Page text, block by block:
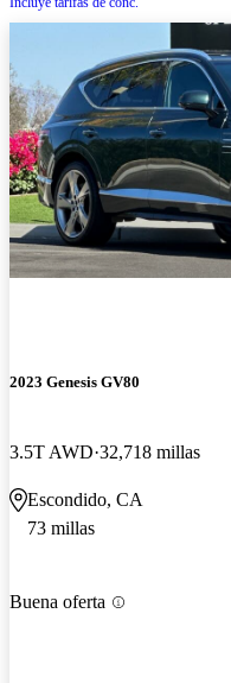
2023 Genesis GV80
3.5T AWD 32,718 millas
Escondido, CA
73 millas
Buena oferta